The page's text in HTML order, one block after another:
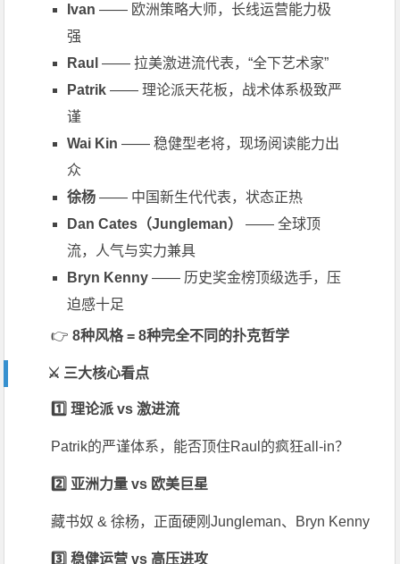
Ivan —— 欧洲策略大师，长线运营能力极
强
Raul —— 拉美激进流代表，“全下艺术家”
Patrik —— 理论派天花板，战术体系极致严
谨
Wai Kin —— 稳健型老将，现场阅读能力出
众
徐杨 —— 中国新生代代表，状态正热
Dan Cates （Jungleman）
—— 全球顶
流，人气与实力兼具
Bryn Kenny —— 历史奖金榜顶级选手，压
迫感十足
👉8种风格 = 8种完全不同的扑克哲学
⚔️ 三大核心看点
1️⃣ 理论派 vs 激进流
Patrik的严谨体系，能否顶住Raul的疯狂all-in？
2️⃣ 亚洲力量 vs 欧美巨星
藏书奴 & 徐杨，正面硬刚Jungleman、Bryn Kenny
3️⃣ 稳健运营 vs 高压进攻